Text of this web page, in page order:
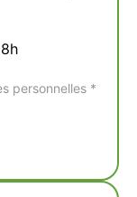
personnelles *